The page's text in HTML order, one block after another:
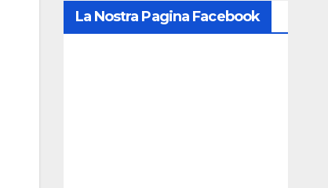
La Nostra Pagina Facebook